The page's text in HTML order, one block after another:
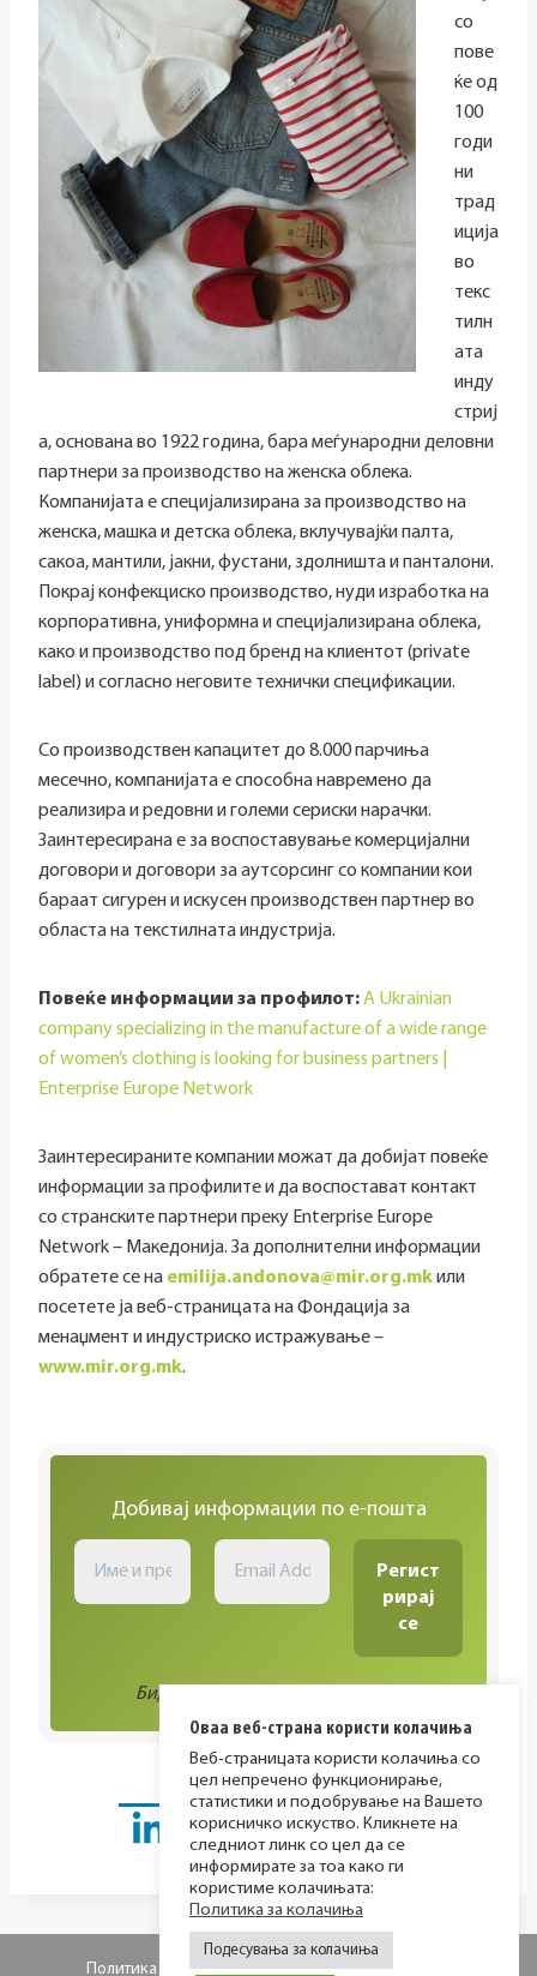
со
пове
ќе од
100
годи
ни
трад
иција
во
текс
тилн
ата
инду
стриј
а, основана во 1922 година, бара меѓународни деловни
партнери за производство на женска облека.
Компанијата е специјализирана за производство на
женска, машка и детска облека, вклучувајќи палта,
сакоа, мантили, јакни, фустани, здолништа и панталони.
Покрај конфекциско производство, нуди изработка на
корпоративна, униформна и специјализирана облека,
како и производство под бренд на клиентот (private
label) и согласно неговите технички спецификации.
Со производствен капацитет до 8.000 парчиња
месечно, компанијата е способна навремено да
реализира и редовни и големи сериски нарачки.
Заинтересирана е за воспоставување комерцијални
договори и договори за аутсорсинг со компании кои
бараат сигурен и искусен производствен партнер во
областа на текстилната индустрија.
Повеќе информации за профилот:A Ukrainian
company specializing in the manufacture of a wide range
of women’s clothing is looking for business partners |
Enterprise Europe Network
Заинтересираните компании можат да добијат повеќе
информации за профилите и да воспостават контакт
со странските партнери преку Enterprise Europe
Network – Македонија. За дополнителни информации
обратете се на emilija.andonova@mir.org.mkили
посетете ја веб-страницата на Фондација за
менаџмент и индустриско истражување –
www.mir.org.mk.
Добивај информации по е-пошта
Биди во тек со сите активности!
Политика за приватност Политика за колачиња
Оваа веб-страна користи колачиња
Веб-страницата користи колачиња со
цел непречено функционирање,
статистики и подобрување на Вашето
корисничко искуство. Кликнете на
следниот линк со цел да се
информирате за тоа како ги
користиме колачињата:
Политика за колачиња
Подесувања за колачиња